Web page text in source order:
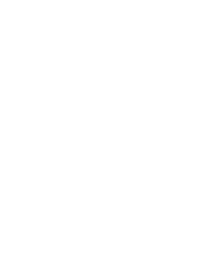
die Elterngeldstelle nicht
sich an das das Ministerium
Integration Baden-
zum Elterngeld
mit Wohnsitz oder
Deutschlands
auf dem
für
und Jugend (BMFSFJ)